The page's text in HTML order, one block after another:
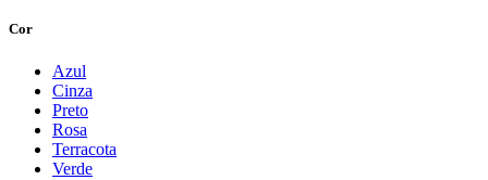
Cor
Azul
Cinza
Preto
Rosa
Terracota
Verde